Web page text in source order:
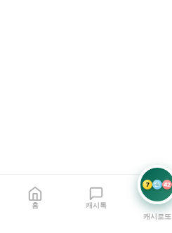
홈 캐시톡
7 21 42
캐시로또